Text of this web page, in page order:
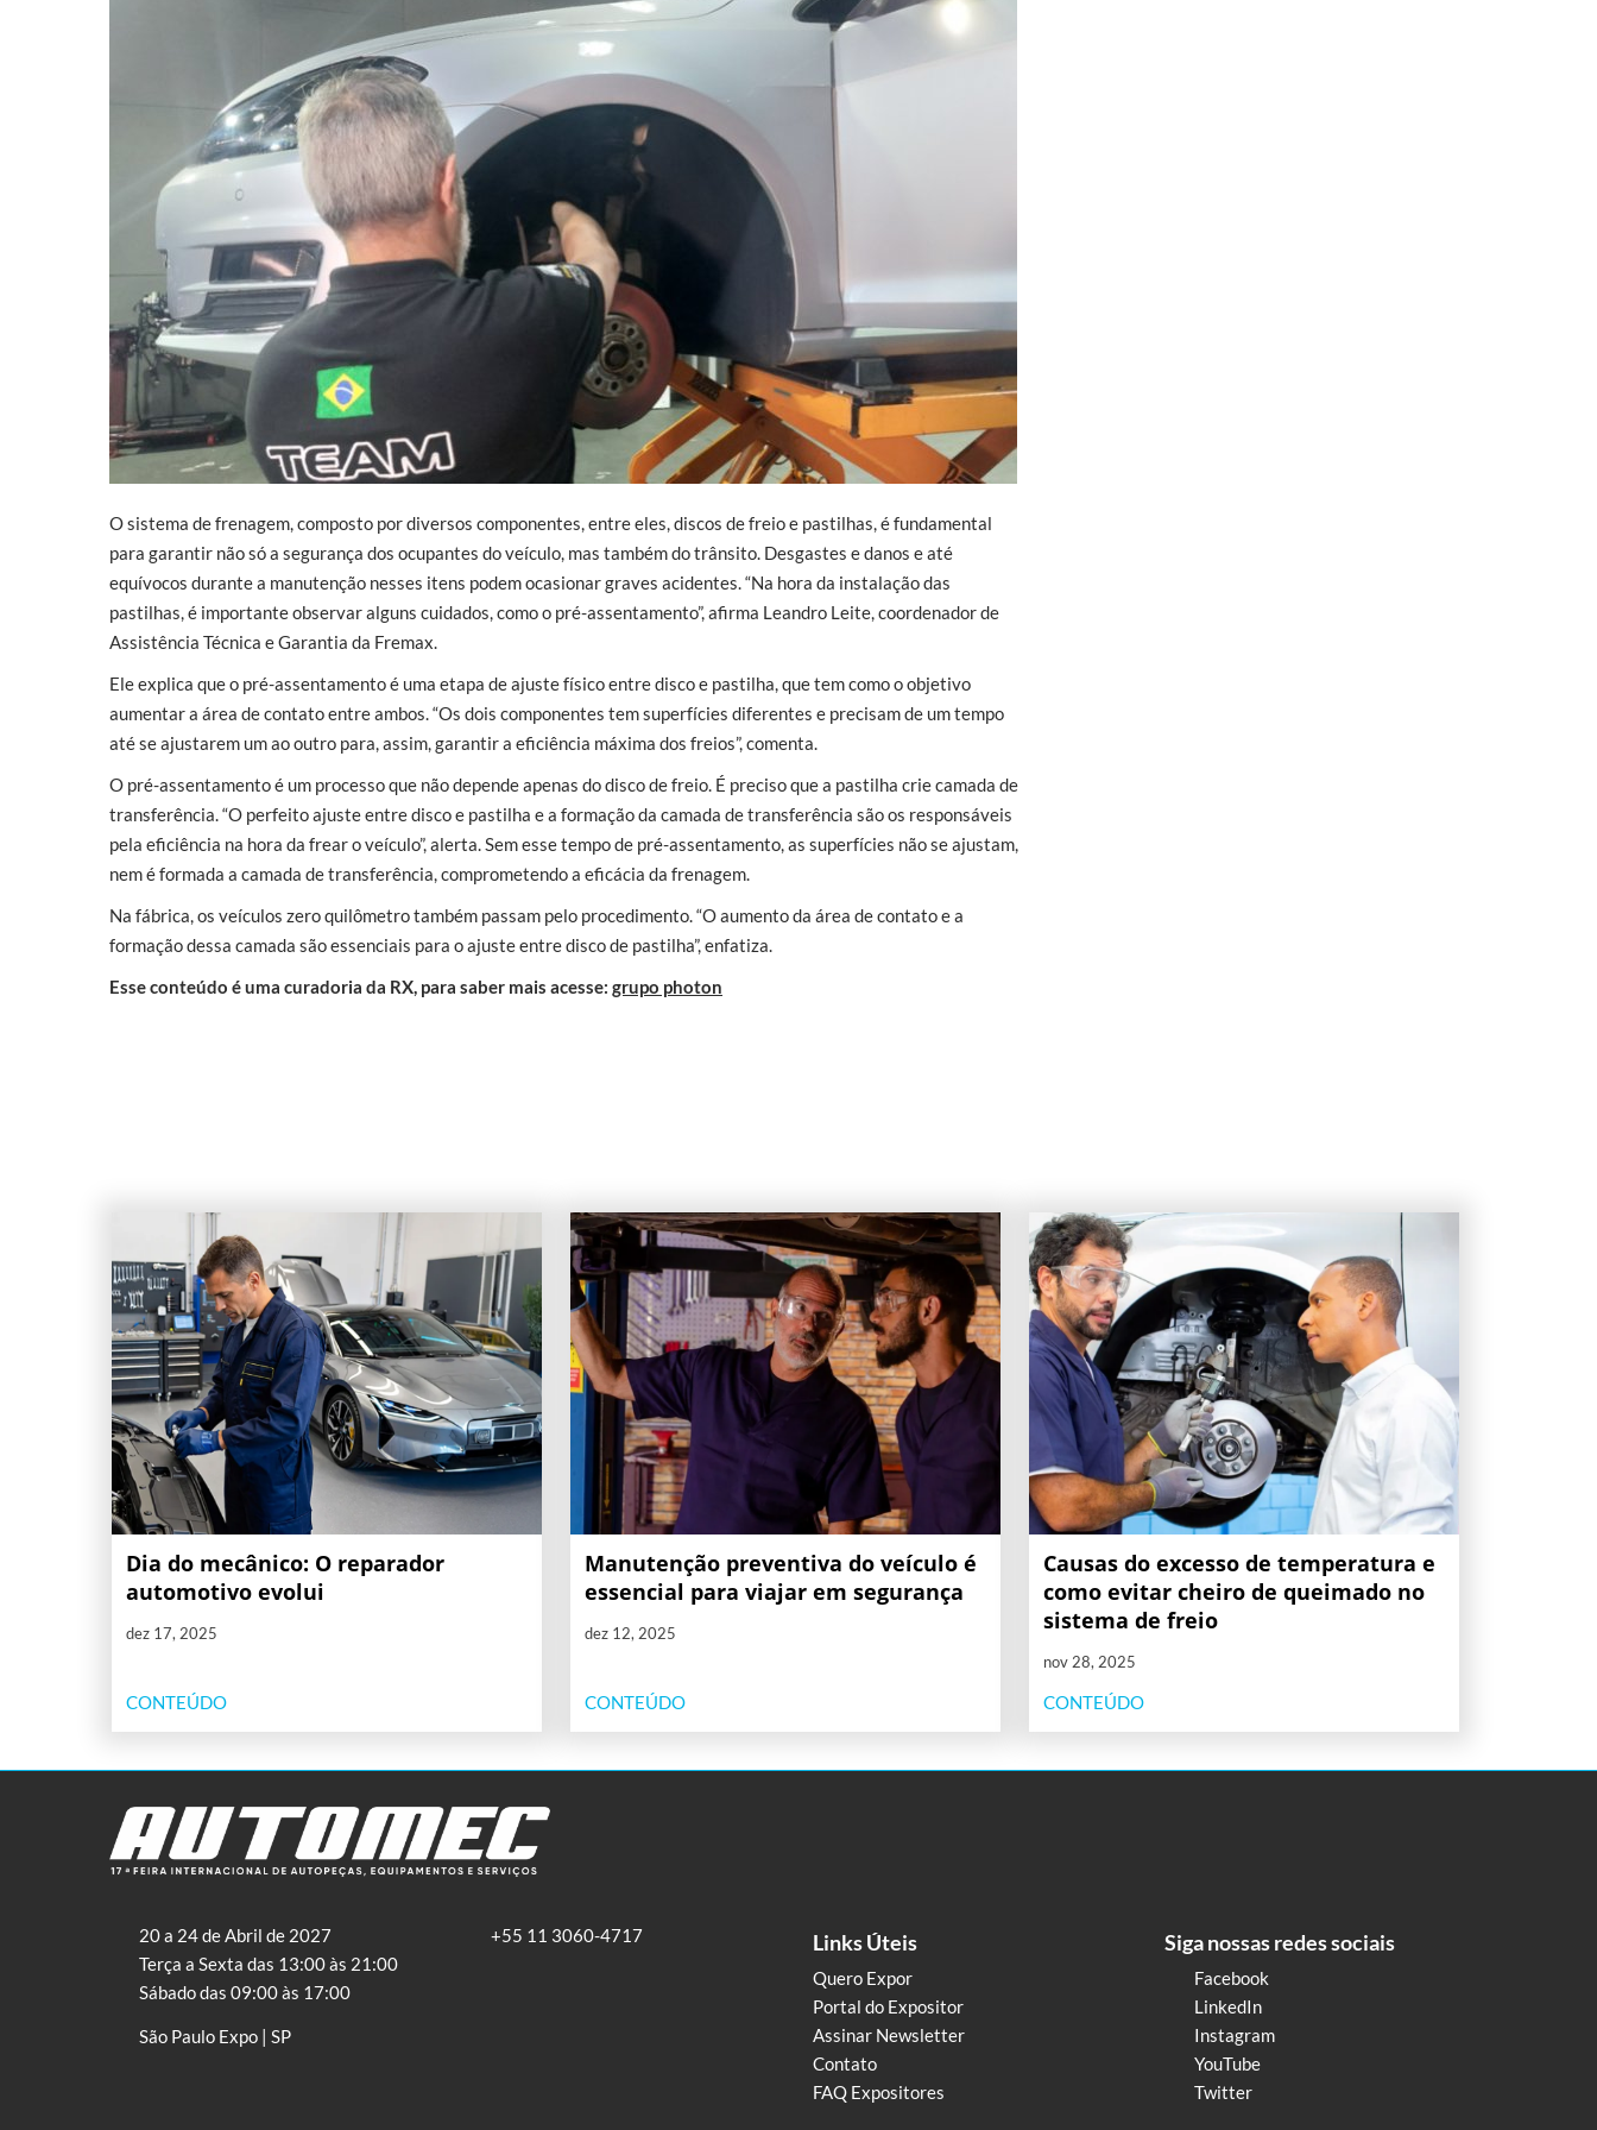
O sistema de frenagem, composto por diversos componentes, entre eles, discos de freio e pastilhas, é fundamental
para garantir não só a segurança dos ocupantes do veículo, mas também do trânsito. Desgastes e danos e até
equívocos durante a manutenção nesses itens podem ocasionar graves acidentes. “Na hora da instalação das
pastilhas, é importante observar alguns cuidados, como o pré-assentamento”, afirma Leandro Leite, coordenador de
Assistência Técnica e Garantia da Fremax.
Ele explica que o pré-assentamento é uma etapa de ajuste físico entre disco e pastilha, que tem como o objetivo
aumentar a área de contato entre ambos. “Os dois componentes tem superfícies diferentes e precisam de um tempo
até se ajustarem um ao outro para, assim, garantir a eficiência máxima dos freios”, comenta.
O pré-assentamento é um processo que não depende apenas do disco de freio. É preciso que a pastilha crie camada de
transferência. “O perfeito ajuste entre disco e pastilha e a formação da camada de transferência são os responsáveis
pela eficiência na hora da frear o veículo”, alerta. Sem esse tempo de pré-assentamento, as superfícies não se ajustam,
nem é formada a camada de transferência, comprometendo a eficácia da frenagem.
Na fábrica, os veículos zero quilômetro também passam pelo procedimento. “O aumento da área de contato e a
formação dessa camada são essenciais para o ajuste entre disco de pastilha”, enfatiza.
Esse conteúdo é uma curadoria da RX, para saber mais acesse: grupo photon
Dia do mecânico: O reparador
automotivo evolui
dez 17, 2025
CONTEÚDO
Manutenção preventiva do veículo é
essencial para viajar em segurança
dez 12, 2025
CONTEÚDO
Causas do excesso de temperatura e
como evitar cheiro de queimado no
sistema de freio
nov 28, 2025
CONTEÚDO
20 a 24 de Abril de 2027
Terça a Sexta das 13:00 às 21:00
Sábado das 09:00 às 17:00
São Paulo Expo | SP
+55 11 3060-4717 Links Úteis
Quero Expor
Portal do Expositor
Assinar Newsletter
Contato
FAQ Expositores
Siga nossas redes sociais
Facebook
LinkedIn
Instagram
YouTube
Twitter